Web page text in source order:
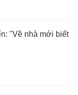
"Về nhà mới biết